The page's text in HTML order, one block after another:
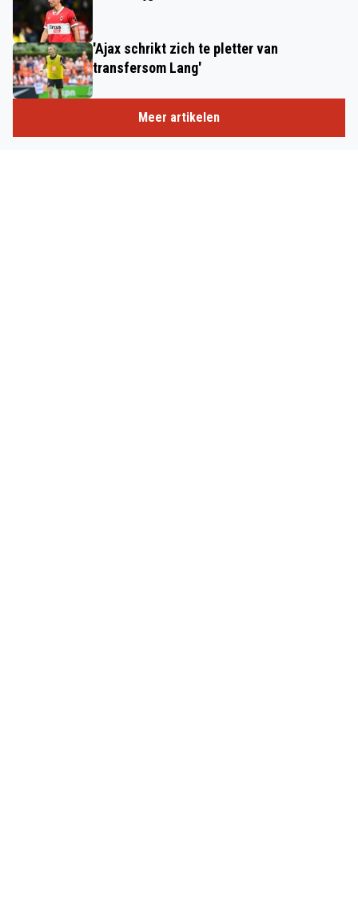
'Ajax schrikt zich te pletter van
transfersom Lang'
Meer artikelen